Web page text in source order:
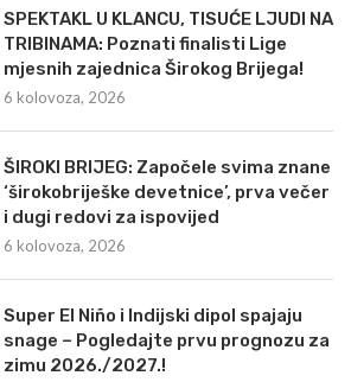
SPEKTAKL U KLANCU, TISUĆE LJUDI NA
TRIBINAMA: Poznati finalisti Lige
mjesnih zajednica Širokog Brijega!
6 kolovoza, 2026
ŠIROKI BRIJEG: Započele svima znane
‘širokobriješke devetnice’, prva večer
i dugi redovi za ispovijed
6 kolovoza, 2026
Super El Niño i Indijski dipol spajaju
snage – Pogledajte prvu prognozu za
zimu 2026./2027.!